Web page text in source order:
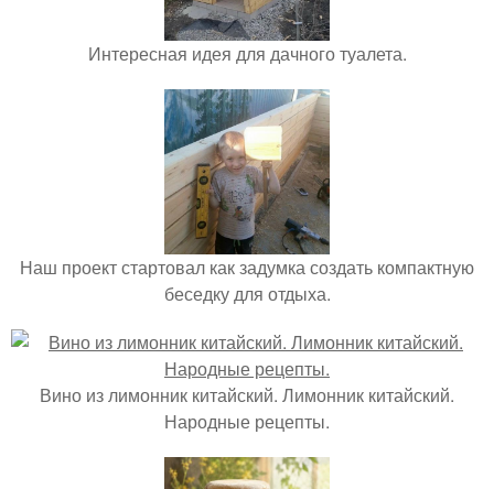
Интересная идея для дачного туалета.
Наш проект стартовал как задумка создать компактную
беседку для отдыха.
Вино из лимонник китайский. Лимонник китайский.
Народные рецепты.